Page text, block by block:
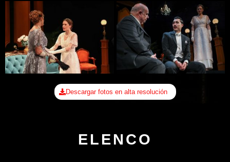
Descargar fotos en alta resolución
ELENCO